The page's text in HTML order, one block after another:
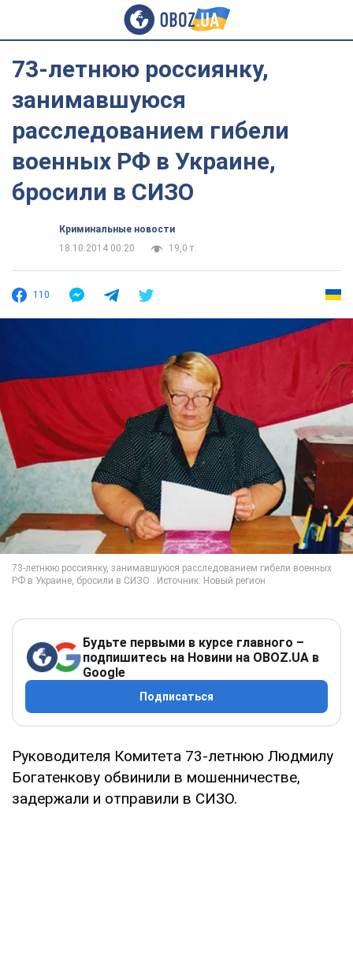
73-летнюю россиянку,
занимавшуюся
расследованием гибели
военных РФ в Украине,
бросили в СИЗО
Криминальные новости
18.10.2014 00:20
19,0 т.
110
Будьте первыми в курсе главного –
подпишитесь на Новини на OBOZ.UA в
Google
Подписаться
Руководителя Комитета 73-летнюю Людмилу
Богатенкову обвинили в мошенничестве,
задержали и отправили в СИЗО.